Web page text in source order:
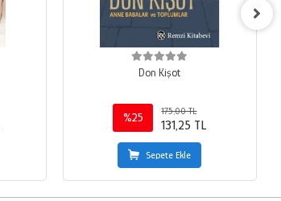
Don Kişot
%25
175,00 TL
131,25 TL
Sepete Ekle